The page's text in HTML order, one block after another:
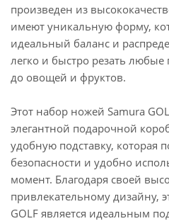
произведен из
имеют уникальную форму,
идеальный баланс и
легко и быстро резать
до овощей и фруктов.
Этот набор ножей Samura
элегантной подарочной
удобную подставку, которая
безопасности и удобно
момент. Благодаря своей
привлекательному дизайну,
GOLF является идеальным